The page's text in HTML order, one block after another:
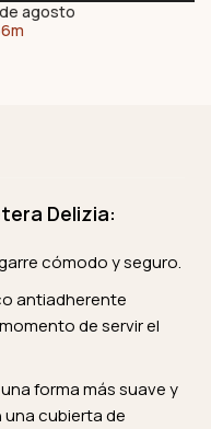
agosto
Delizia:
cómodo y seguro.
antiadherente
de servir el
forma más suave y
cubierta de